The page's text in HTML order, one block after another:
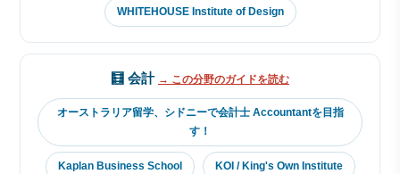
WHITEHOUSE Institute of Design
🧮 会計 → この分野のガイドを読む
オーストラリア留学、シドニーで会計士 Accountantを目指
す！
Kaplan Business School KOI / King's Own Institute